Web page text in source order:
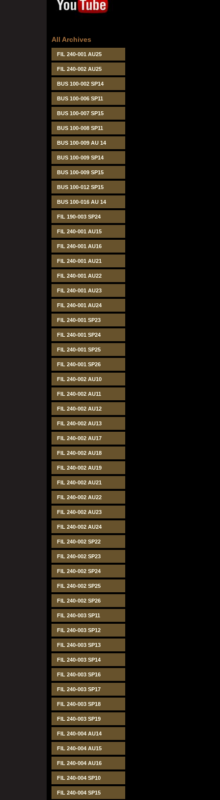
All Archives
FIL 240-001 AU25
FIL 240-002 AU25
BUS 100-002 SP14
BUS 100-006 SP11
BUS 100-007 SP15
BUS 100-008 SP11
BUS 100-009 AU 14
BUS 100-009 SP14
BUS 100-009 SP15
BUS 100-012 SP15
BUS 100-016 AU 14
FIL 190-003 SP24
FIL 240-001 AU15
FIL 240-001 AU16
FIL 240-001 AU21
FIL 240-001 AU22
FIL 240-001 AU23
FIL 240-001 AU24
FIL 240-001 SP23
FIL 240-001 SP24
FIL 240-001 SP25
FIL 240-001 SP26
FIL 240-002 AU10
FIL 240-002 AU11
FIL 240-002 AU12
FIL 240-002 AU13
FIL 240-002 AU17
FIL 240-002 AU18
FIL 240-002 AU19
FIL 240-002 AU21
FIL 240-002 AU22
FIL 240-002 AU23
FIL 240-002 AU24
FIL 240-002 SP22
FIL 240-002 SP23
FIL 240-002 SP24
FIL 240-002 SP25
FIL 240-002 SP26
FIL 240-003 SP11
FIL 240-003 SP12
FIL 240-003 SP13
FIL 240-003 SP14
FIL 240-003 SP16
FIL 240-003 SP17
FIL 240-003 SP18
FIL 240-003 SP19
FIL 240-004 AU14
FIL 240-004 AU15
FIL 240-004 AU16
FIL 240-004 SP10
FIL 240-004 SP15